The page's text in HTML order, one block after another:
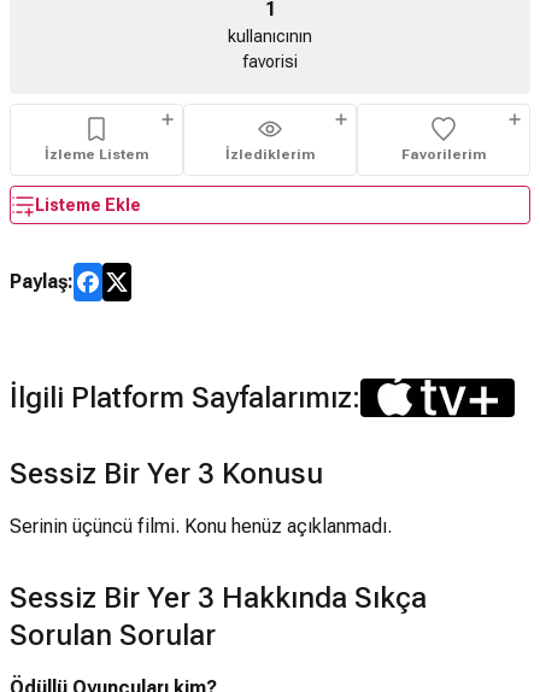
1
kullanıcının
favorisi
İzleme Listem İzlediklerim Favorilerim
Listeme Ekle
Paylaş:
İlgili Platform Sayfalarımız:
Sessiz Bir Yer 3 Konusu
Serinin üçüncü filmi. Konu henüz açıklanmadı.
Sessiz Bir Yer 3 Hakkında Sıkça
Sorulan Sorular